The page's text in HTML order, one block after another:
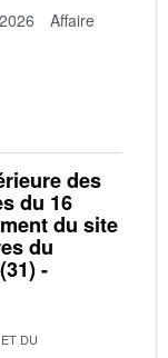
Affaire
des
du 16
du site
du
-
DU